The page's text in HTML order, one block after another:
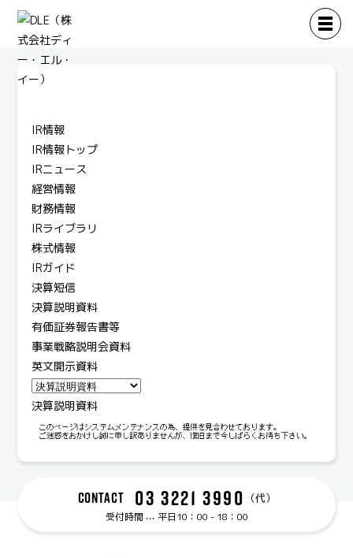
IR情報
IR情報トップ
IRニュース
経営情報
財務情報
IRライブラリ
株式情報
IRガイド
決算短信
決算説明資料
有価証券報告書等
事業戦略説明会資料
英文開示資料
決算説明資料
CONTACT 03 3221 3990
（代）
受付時間 ⋯ 平日10：00 - 18：00